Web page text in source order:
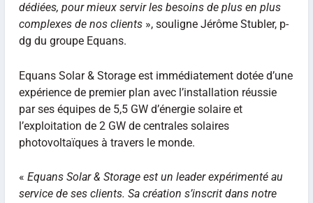
dédiées, pour mieux servir les besoins de plus en plus
complexes de nos clients», souligne Jérôme Stubler, p-
dg du groupe Equans.
Equans Solar & Storage est immédiatement dotée d’une
expérience de premier plan avec l’installation réussie
par ses équipes de 5,5 GW d’énergie solaire et
l’exploitation de 2 GW de centrales solaires
photovoltaïques à travers le monde.
« Equans Solar & Storage est un leader expérimenté au
service de ses clients. Sa création s’inscrit dans notre